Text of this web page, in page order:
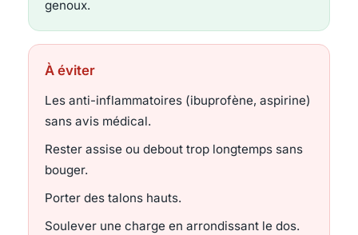
genoux.
À éviter
Les anti-inflammatoires (ibuprofène, aspirine)
sans avis médical.
Rester assise ou debout trop longtemps sans
bouger.
Porter des talons hauts.
Soulever une charge en arrondissant le dos.